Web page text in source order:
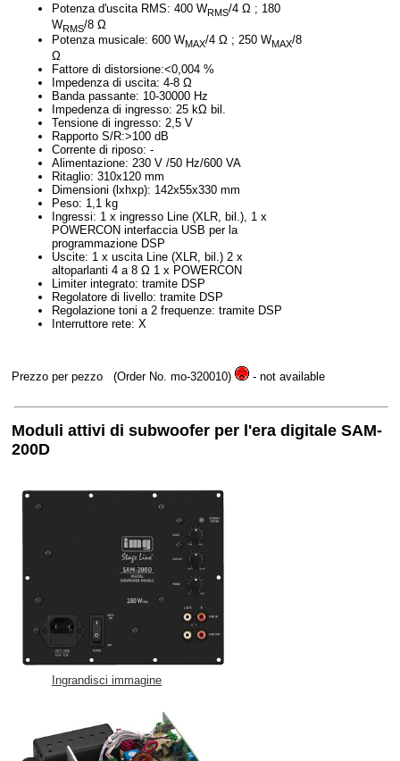
Potenza d'uscita RMS: 400 WRMS/4 Ω ; 180
WRMS/8 Ω
Potenza musicale: 600 WMAX/4 Ω ; 250 WMAX/8
Ω
Fattore di distorsione:<0,004 %
Impedenza di uscita: 4-8 Ω
Banda passante: 10-30000 Hz
Impedenza di ingresso: 25 kΩ bil.
Tensione di ingresso: 2,5 V
Rapporto S/R:>100 dB
Corrente di riposo: -
Alimentazione: 230 V /50 Hz/600 VA
Ritaglio: 310x120 mm
Dimensioni (lxhxp): 142x55x330 mm
Peso: 1,1 kg
Ingressi: 1 x ingresso Line (XLR, bil.), 1 x
POWERCON interfaccia USB per la
programmazione DSP
Uscite: 1 x uscita Line (XLR, bil.) 2 x
altoparlanti 4 a 8 Ω 1 x POWERCON
Limiter integrato: tramite DSP
Regolatore di livello: tramite DSP
Regolazione toni a 2 frequenze: tramite DSP
Interruttore rete: X
Prezzo per pezzo (Order No. mo-320010) - not available
Moduli attivi di subwoofer per l'era digitale SAM-
200D
Ingrandisci immagine